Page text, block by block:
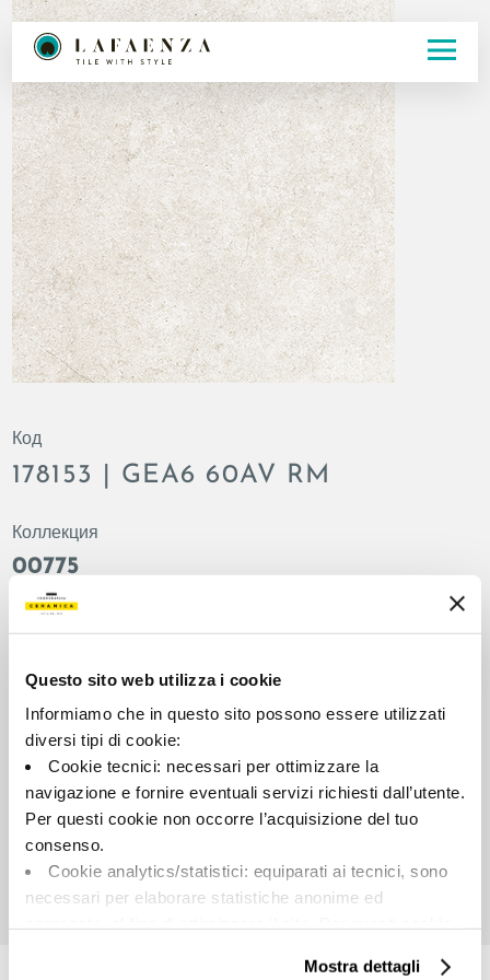
Questo sito web utilizza i cookie
Informiamo che in questo sito possono essere utilizzati
diversi tipi di cookie:
Cookie tecnici: necessari per ottimizzare la
navigazione e fornire eventuali servizi richiesti dall’utente.
Per questi cookie non occorre l’acquisizione del tuo
consenso.
Cookie analytics/statistici: equiparati ai tecnici, sono
necessari per elaborare statistiche anonime ed
Cookie di profilazione/marketing: sono utilizzati, solo
Mostra dettagli
Код
178153 | GEA6 60AV RM
Коллекция
00775
Цвет:
Слоновая кость
Фон
Формат:
60.0x60.0
Естественный
Матовый
Разнотон:
Единица измерения:
MQ